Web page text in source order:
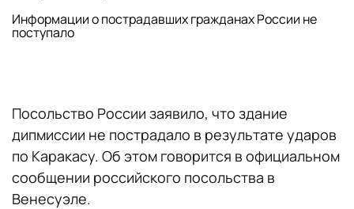
Информации о пострадавших гражданах России не
поступало
Посольство России заявило, что здание
дипмиссии не пострадало в результате ударов
по Каракасу. Об этом говорится в официальном
сообщении российского посольства в
Венесуэле.